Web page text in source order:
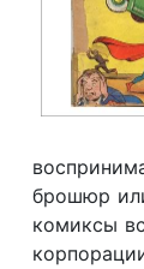
брошюр
комиксы